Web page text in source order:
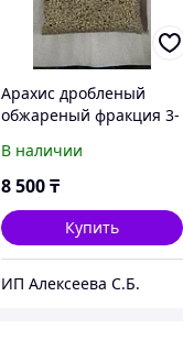
Арахис дробленый
обжареный фракция 3-
В наличии
8 500₸
Купить
ИП Алексеева С.Б.